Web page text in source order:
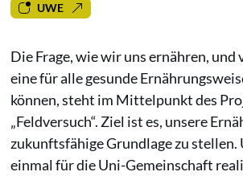
UWE
Die Frage, wie wir uns ernähren,
eine für alle gesunde
können, steht im Mittelpunkt des
„Feldversuch“. Ziel ist es, unsere
zukunftsfähige Grundlage zu stellen.
einmal für die Uni-Gemeinschaft